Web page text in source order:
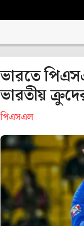
ভারতে
ভারতীয়
পিএসএল